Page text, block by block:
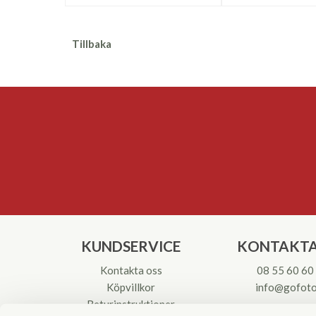
Tillbaka
KUNDSERVICE
Kontakta oss
Köpvillkor
Returinstruktioner
08 55 60 60